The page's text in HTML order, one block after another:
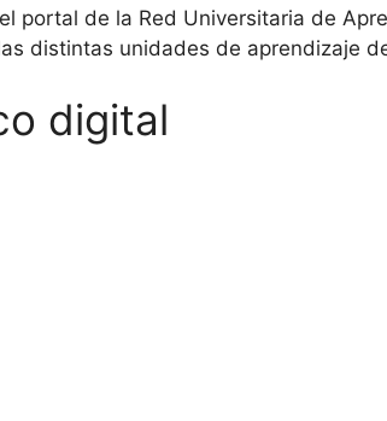
portal de la Red Universitaria de
distintas unidades de aprendizaje
digital